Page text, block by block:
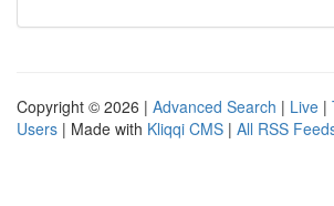
Copyright © 2026 | Advanced Search | Live |
Users | Made with Kliqqi CMS | All RSS